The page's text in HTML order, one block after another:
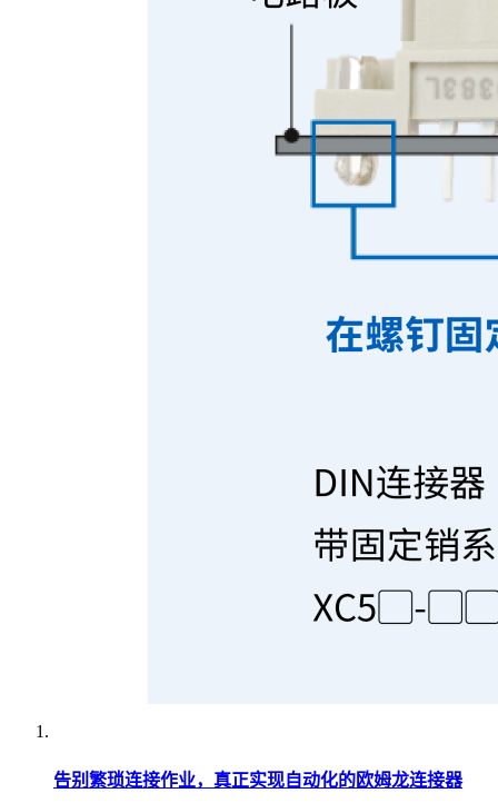
告别繁琐连接作业，真正实现自动化的欧姆龙连接器